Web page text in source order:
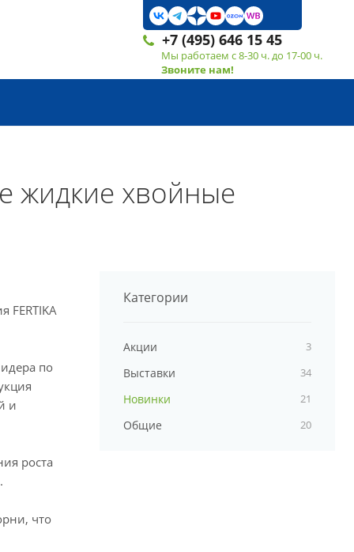
+7 (495) 646 15 45
Мы работаем с 8-30 ч. до 17-00 ч.
Звоните нам!
жидкие хвойные
по
и
роста
что
Категории
Акции 3
Выставки 34
Новинки 21
Общие 20